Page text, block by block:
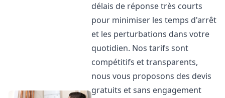
délais de réponse très courts
pour minimiser les temps d'arrêt
et les perturbations dans votre
quotidien. Nos tarifs sont
compétitifs et transparents,
nous vous proposons des devis
gratuits et sans engagement